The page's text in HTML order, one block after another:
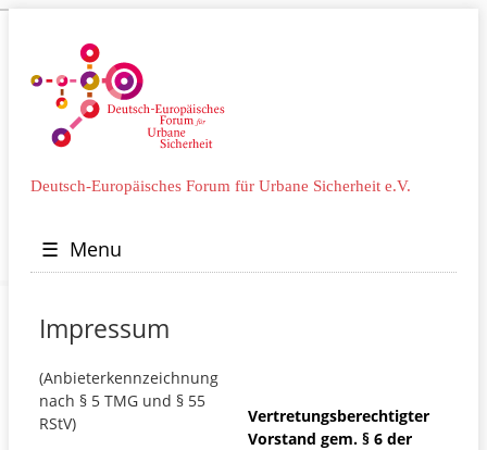
Deutsch-Europäisches Forum für Urbane Sicherheit e.V.
☰ Menu
Impressum
(Anbieterkennzeichnung
nach § 5 TMG und § 55
RStV)
Vertretungsberechtigter
Vorstand gem. § 6 der